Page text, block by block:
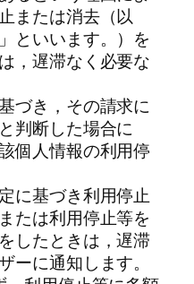
または消去（以
といいます。）を
，遅滞なく必要な
づき，その請求に
判断した場合に
個人情報の利用停
に基づき利用停止
たは利用停止等を
したときは，遅滞
ーに通知します。